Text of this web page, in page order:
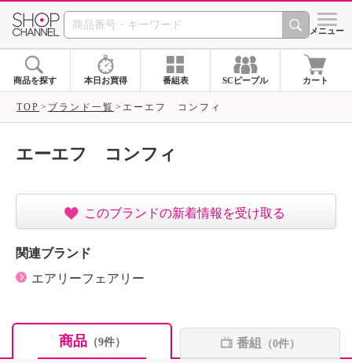
SHOP CHANNEL ショッ
メニュー
商品を探す 本日お買得 番組表 SCピープル カート
TOP ブランド一覧 エーエフ コンフィ
エーエフ コンフィ
このブランドの新着情報を受け取る
関連ブランド
エアリーフェアリー
商品（9件） 番組 （0件）